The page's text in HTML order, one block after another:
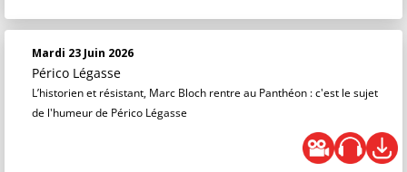
Mardi 23 Juin 2026
Périco Légasse
L’historien et résistant, Marc Bloch rentre au Panthéon : c'est le sujet
de l'humeur de Périco Légasse